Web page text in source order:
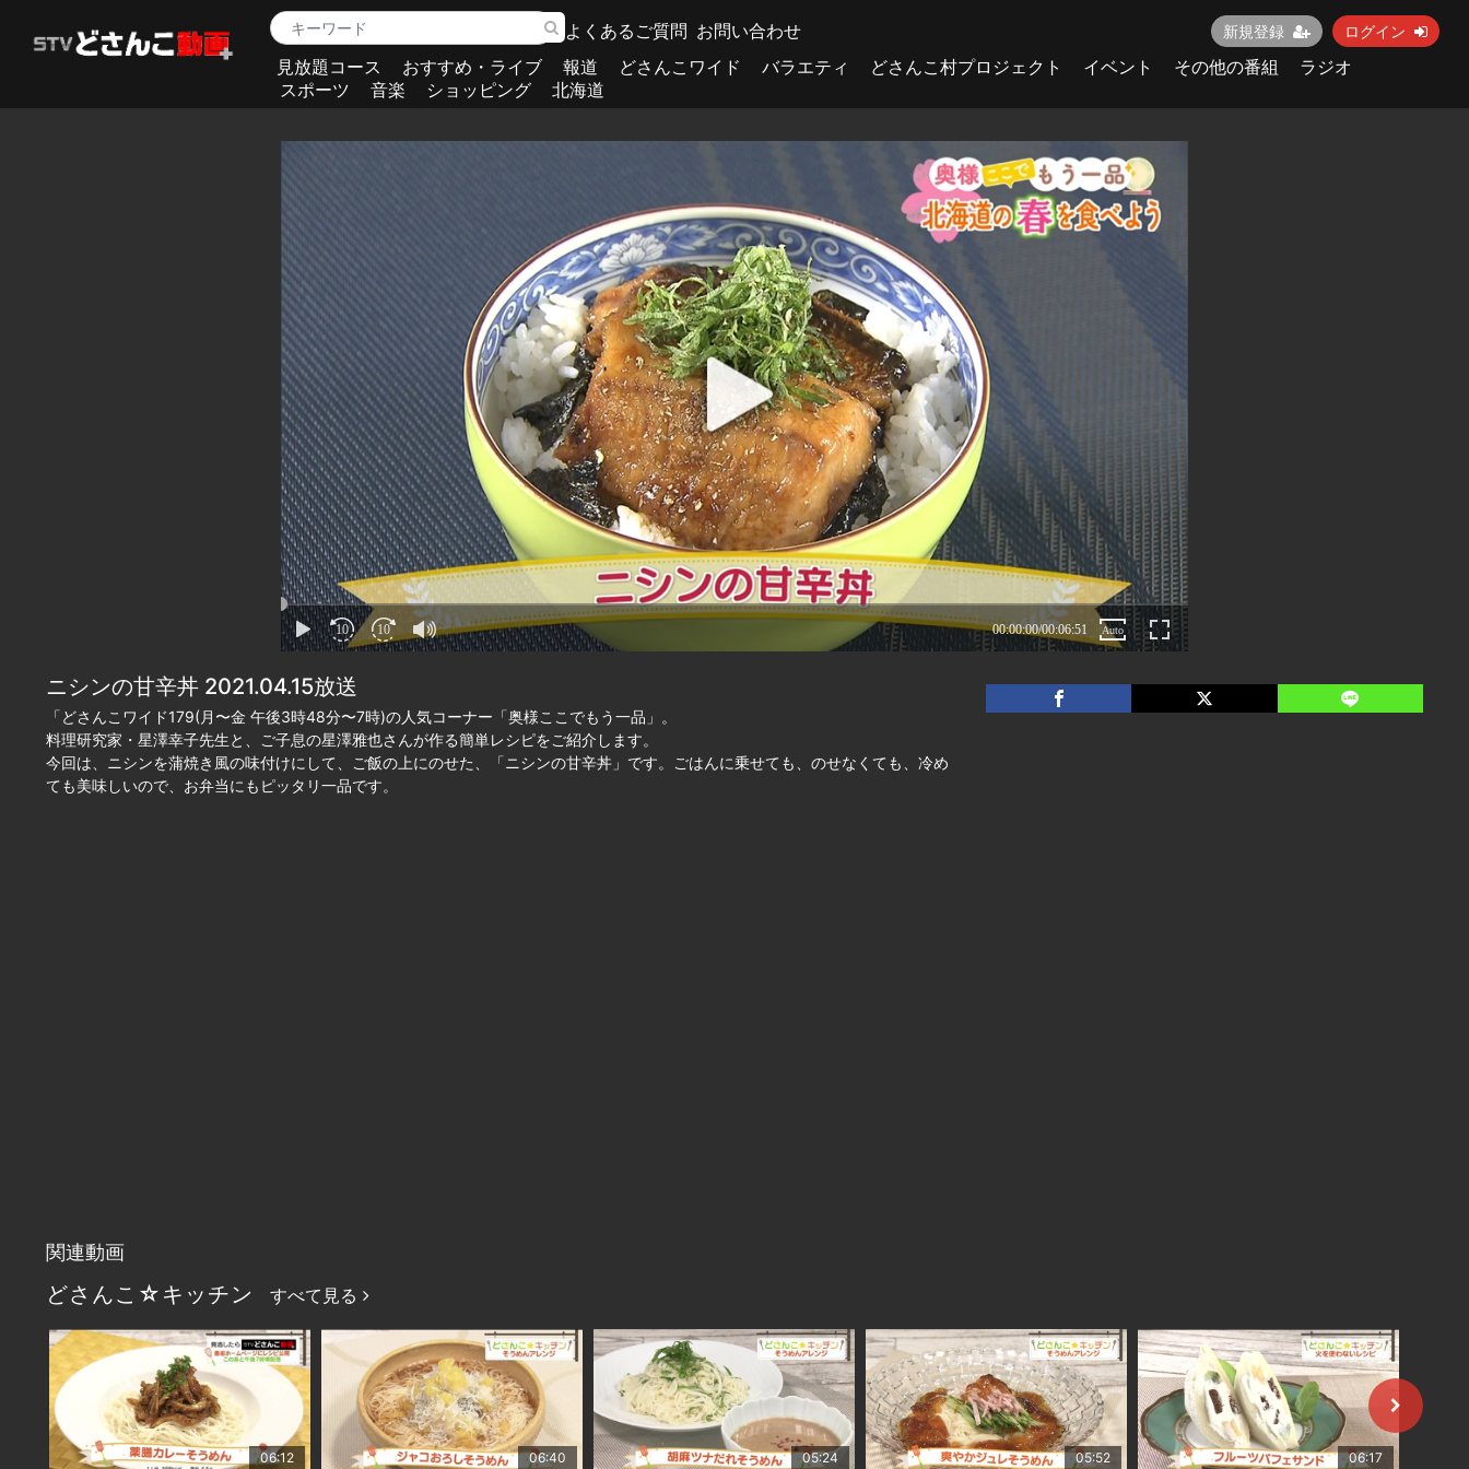
よくあるご質問 お問い合わせ 新規登録 ログイン
見放題コース おすすめ・ライブ 報道 どさんこワイド バラエティ どさんこ村プロジェクト イベント その他の番組
ラジオ
スポーツ
音楽 ショッピング 北海道
10 10 00:00:00/00:06:51 Auto
ニシンの甘辛丼 2021.04.15放送
「どさんこワイド179(月〜金 午後3時48分〜7時)の人気コーナー「奥様ここでもう一品」。
料理研究家・星澤幸子先生と、ご子息の星澤雅也さんが作る簡単レシピをご紹介します。
今回は、ニシンを蒲焼き風の味付けにして、ご飯の上にのせた、「ニシンの甘辛丼」です。ごはんに乗せても、のせなくても、冷め
ても美味しいので、お弁当にもピッタリ一品です。
関連動画
どさんこ☆キッチン すべて見る
06:12 06:40 05:24 05:52 06:17